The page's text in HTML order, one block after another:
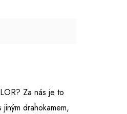
Za nás je to
drahokamem,